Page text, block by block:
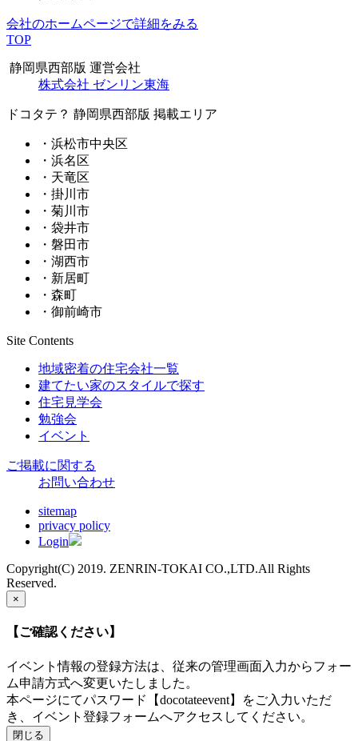
会社のホームページで詳細をみる
TOP
静岡県西部版 運営会社
株式会社 ゼンリン東海
ドコタテ？ 静岡県西部版 掲載エリア
・浜松市中央区
・浜名区
・天竜区
・掛川市
・菊川市
・袋井市
・磐田市
・湖西市
・新居町
・森町
・御前崎市
Site Contents
地域密着の住宅会社一覧
建てたい家のスタイルで探す
住宅見学会
勉強会
イベント
ご掲載に関する
お問い合わせ
sitemap
privacy policy
Login
Copyright(C) 2019. ZENRIN-TOKAI CO.,LTD.All Rights
Reserved.
×
【ご確認ください】
イベント情報の登録方法は、従来の管理画面入力からフォー
ム申請方式へ変更いたしました。
本ページにてパスワード【docotateevent】をご入力いただ
き、イベント登録フォームへアクセスしてください。
閉じる